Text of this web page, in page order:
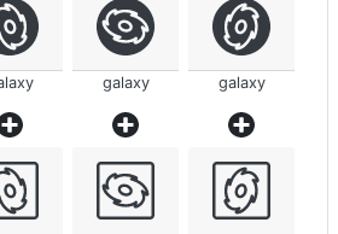
galaxy galaxy